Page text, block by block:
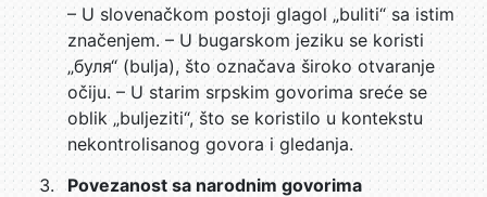
– U slovenačkom postoji glagol „buliti“ sa istim
značenjem. – U bugarskom jeziku se koristi
„буля“ (bulja), što označava široko otvaranje
očiju. – U starim srpskim govorima sreće se
oblik „buljeziti“, što se koristilo u kontekstu
nekontrolisanog govora i gledanja.
Povezanost sa narodnim govorima